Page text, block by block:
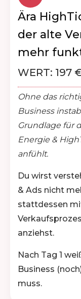
Ära
der alte
mehr
WERT: 197
Ohne das
Business
Grundlage für
Energie &
anfühlt.
Du wirst
& Ads nicht
stattdessen
anziehst.
Nach Tag 1
Business
muss.